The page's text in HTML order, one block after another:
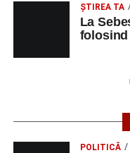
ŞTIREA TA
La
POLITICĂ